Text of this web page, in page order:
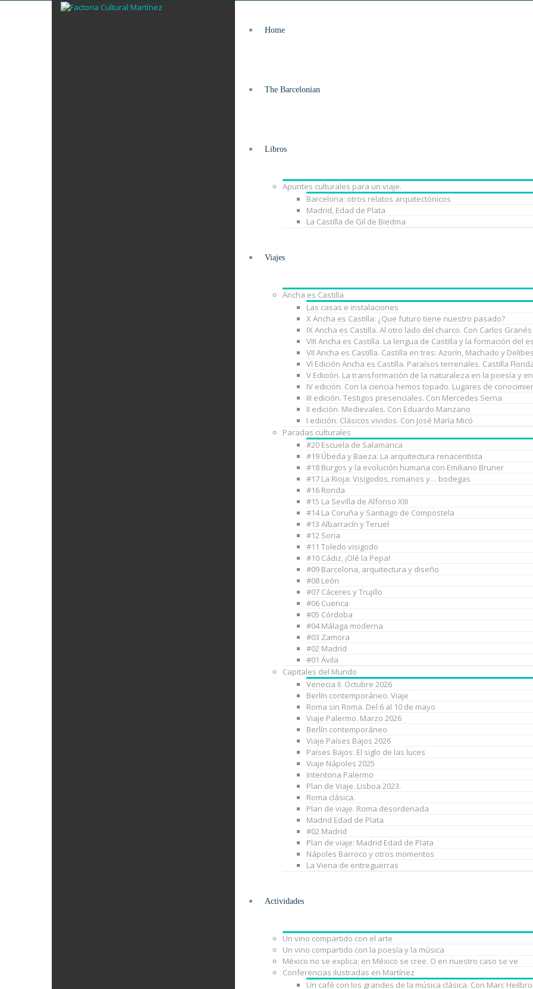
Home
The Barcelonian
Libros
Apuntes culturales para un viaje.
Barcelona: otros relatos arquitectónicos
Madrid, Edad de Plata
La Castilla de Gil de Biedma
Viajes
Ancha es Castilla
Las casas e instalaciones
X Ancha es Castilla: ¿Que futuro tiene nuestro pasado?
IX Ancha es Castilla. Al otro lado del charco. Con Carlos Granés
VIII Ancha es Castilla. La lengua de Castilla y la formación del
VII Ancha es Castilla. Castilla en tres: Azorín, Machado y
VI Edición Ancha es Castilla. Paraísos terrenales. Castilla
V Edición. La transformación de la naturaleza en la poesía y
IV edición. Con la ciencia hemos topado. Lugares de
III edición. Testigos presenciales. Con Mercedes Serna
II edición. Medievales. Con Eduardo Manzano
I edición. Clásicos vividos. Con José María Micó
Paradas culturales
#20 Escuela de Salamanca
#19 Úbeda y Baeza: La arquitectura renacentista
#18 Burgos y la evolución humana con Emiliano Bruner
#17 La Rioja: Visigodos, romanos y… bodegas
#16 Ronda
#15 La Sevilla de Alfonso XIII
#14 La Coruña y Santiago de Compostela
#13 Albarracín y Teruel
#12 Soria
#11 Toledo visigodo
#10 Cádiz, ¡Olé la Pepa!
#09 Barcelona, arquitectura y diseño
#08 León
#07 Cáceres y Trujillo
#06 Cuenca
#05 Córdoba
#04 Málaga moderna
#03 Zamora
#02 Madrid
#01 Ávila
Capitales del Mundo
Venecia II. Octubre 2026
Berlín contemporáneo. Viaje
Roma sin Roma. Del 6 al 10 de mayo
Viaje Palermo. Marzo 2026
Berlín contemporáneo
Viaje Países Bajos 2026
Países Bajos: El siglo de las luces
Viaje Nápoles 2025
Intentona Palermo
Plan de Viaje. Lisboa 2023.
Roma clásica.
Plan de viaje. Roma desordenada
Madrid Edad de Plata
#02 Madrid
Plan de viaje: Madrid Edad de Plata
Nápoles Barroco y otros momentos
La Viena de entreguerras
Actividades
Un vino compartido con el arte
Un vino compartido con la poesía y la música
México no se explica; en México se cree. O en nuestro caso se ve
Conferencias ilustradas en Martínez
Un café con los grandes de la música clásica. Con Marc